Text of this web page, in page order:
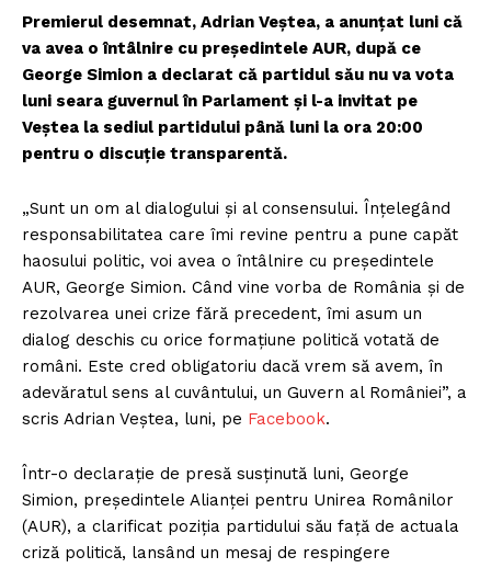
Premierul desemnat, Adrian Veștea, a anunțat luni că
va avea o întâlnire cu președintele AUR, după ce
George Simion a declarat că partidul său nu va vota
luni seara guvernul în Parlament și l-a invitat pe
Veștea la sediul partidului până luni la ora 20:00
pentru o discuție transparentă.
„Sunt un om al dialogului și al consensului. Înțelegând
responsabilitatea care îmi revine pentru a pune capăt
haosului politic, voi avea o întâlnire cu președintele
AUR, George Simion. Când vine vorba de România și de
rezolvarea unei crize fără precedent, îmi asum un
dialog deschis cu orice formațiune politică votată de
români. Este cred obligatoriu dacă vrem să avem, în
adevăratul sens al cuvântului, un Guvern al României”, a
scris Adrian Veștea, luni, pe Facebook.
Într-o declarație de presă susținută luni, George
Simion, președintele Alianței pentru Unirea Românilor
(AUR), a clarificat poziția partidului său față de actuala
criză politică, lansând un mesaj de respingere